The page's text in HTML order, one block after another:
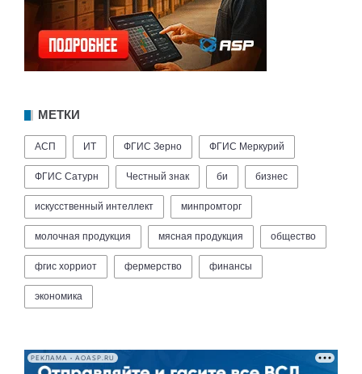
МЕТКИ
АСП ИТ ФГИС Зерно ФГИС Меркурий
ФГИС Сатурн Честный знак би бизнес
искусственный интеллект минпромторг
молочная продукция мясная продукция общество
фгис хорриот фермерство финансы
экономика
РЕКЛАМА • AOASP.RU